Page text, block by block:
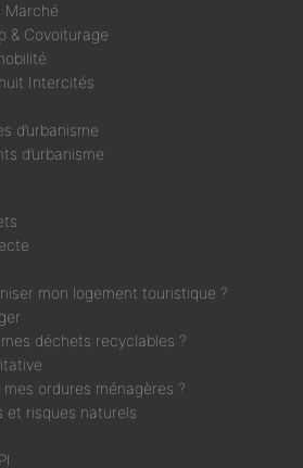
Marché
& Covoiturage
Intercités
d’urbanisme
d’urbanisme
mon logement touristique ?
déchets recyclables ?
ordures ménagères ?
et risques naturels